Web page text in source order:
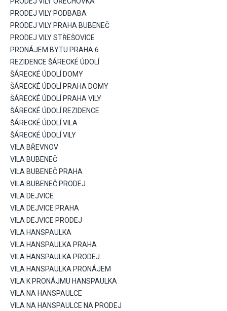
PRODEJ VILY PODBABA
PRODEJ VILY PRAHA BUBENEČ
PRODEJ VILY STŘEŠOVICE
PRONÁJEM BYTU PRAHA 6
REZIDENCE ŠÁRECKÉ ÚDOLÍ
ŠÁRECKÉ ÚDOLÍ DOMY
ŠÁRECKÉ ÚDOLÍ PRAHA DOMY
ŠÁRECKÉ ÚDOLÍ PRAHA VILY
ŠÁRECKÉ ÚDOLÍ REZIDENCE
ŠÁRECKÉ ÚDOLÍ VILA
ŠÁRECKÉ ÚDOLÍ VILY
VILA BŘEVNOV
VILA BUBENEČ
VILA BUBENEČ PRAHA
VILA BUBENEČ PRODEJ
VILA DEJVICE
VILA DEJVICE PRAHA
VILA DEJVICE PRODEJ
VILA HANSPAULKA
VILA HANSPAULKA PRAHA
VILA HANSPAULKA PRODEJ
VILA HANSPAULKA PRONÁJEM
VILA K PRONÁJMU HANSPAULKA
VILA NA HANSPAULCE
VILA NA HANSPAULCE NA PRODEJ